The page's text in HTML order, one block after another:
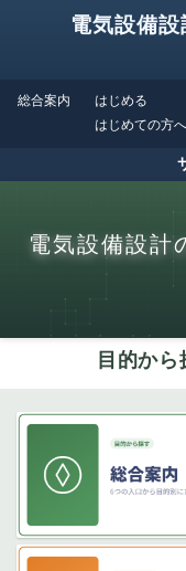
電気設備
総合案内
はじめる
はじめての方へ
電気設備設計